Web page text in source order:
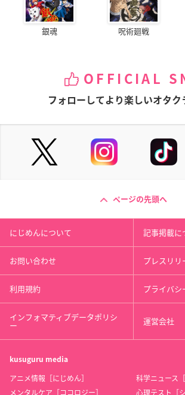
銀魂 呪術廻戦
OFFICIAL
フォローしてより楽しいオタク
ページの先頭へ
にじめんについて 記事掲載に
お問い合わせ プレスリリ
利用規約 プライバシ
インフォマティブデータポリシ
ー 運営会社
kusuguru media
アニメ情報［にじめん］
科学ニュース
メンタルケア［ココロジー］
心理テスト［シ